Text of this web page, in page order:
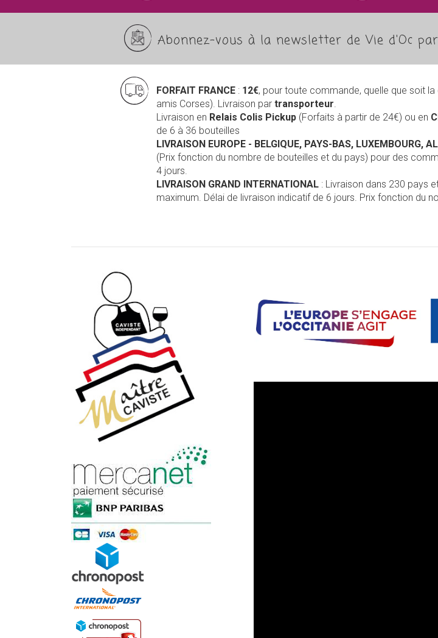
Abonnez-vous à la newsletter de Vie d'Oc
FORFAIT FRANCE : 12€, pour toute commande, quelle que soit
amis Corses). Livraison partransporteur.
Livraison en Relais Colis Pickup (Forfaits à partir de 24€) ou en
de 6 à 36 bouteilles
LIVRAISON EUROPE - BELGIQUE, PAYS-BAS, LUXEMBOURG,
(Prix fonction du nombre de bouteilles et du pays) pour des
4 jours.
LIVRAISON GRAND INTERNATIONAL : Livraison dans 230 pays
maximum. Délai de livraison indicatif de 6 jours. Prix fonction du